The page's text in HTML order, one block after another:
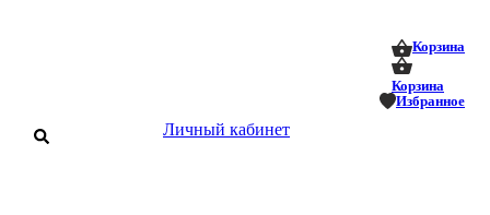
Корзина
Корзина
Избранное
Личный кабинет